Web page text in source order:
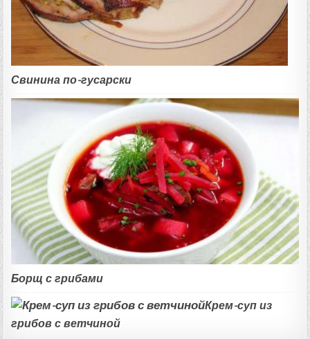
Свинина по-гусарски
Борщ с грибами
Крем-суп из
грибов с ветчиной